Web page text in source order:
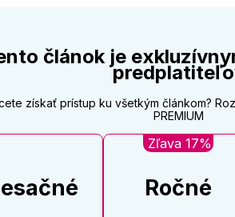
článok je
získať prístup ku všetkým článkom?
PREMIUM
Zľava 17%
Ročné